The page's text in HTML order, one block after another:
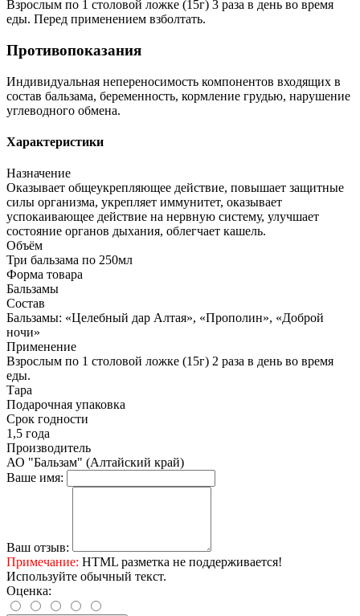
Взрослым по 1 столовой ложке (15г) 3 раза в день во время
еды. Перед применением взболтать.
Противопоказания
Индивидуальная непереносимость компонентов входящих в
состав бальзама, беременность, кормление грудью, нарушение
углеводного обмена.
Характеристики
Назначение
Оказывает общеукрепляющее действие, повышает защитные
силы организма, укрепляет иммунитет, оказывает
успокаивающее действие на нервную систему, улучшает
состояние органов дыхания, облегчает кашель.
Объём
Три бальзама по 250мл
Форма товара
Бальзамы
Состав
Бальзамы: «Целебный дар Алтая», «Прополин», «Доброй
ночи»
Применение
Взрослым по 1 столовой ложке (15г) 2 раза в день во время
еды.
Тара
Подарочная упаковка
Срок годности
1,5 года
Производитель
АО "Бальзам" (Алтайский край)
Ваше имя:
Ваш отзыв:
Примечание: HTML разметка не поддерживается!
Используйте обычный текст.
Оценка: